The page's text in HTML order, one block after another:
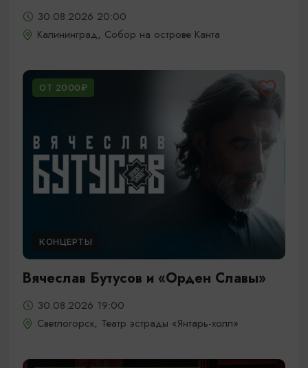
30.08.2026 20:00
Калининград, Собор на острове Канта
ОТ 2000₽
КОНЦЕРТЫ
Вячеслав Бутусов и «Орден Славы»
30.08.2026 19:00
Светлогорск, Театр эстрады «Янтарь-холл»